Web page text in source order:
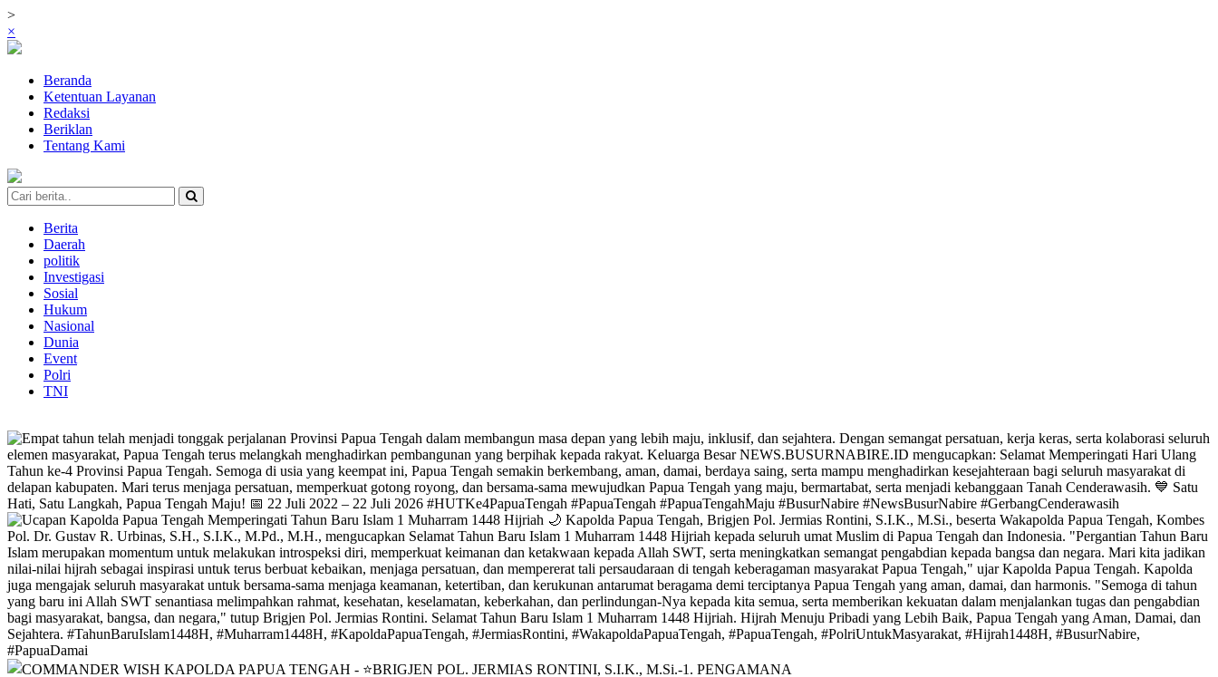
>
×
Beranda
Ketentuan Layanan
Redaksi
Beriklan
Tentang Kami
Berita
Daerah
politik
Investigasi
Sosial
Hukum
Nasional
Dunia
Event
Polri
TNI